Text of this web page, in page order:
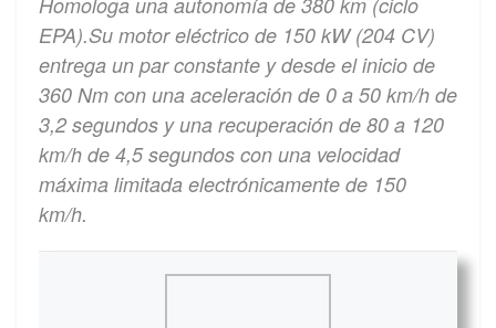
EPA).Su motor eléctrico de 150 kW (204 CV)
entrega un par constante y desde el inicio de
360 Nm con una aceleración de 0 a 50 km/h de
3,2 segundos y una recuperación de 80 a 120
km/h de 4,5 segundos con una velocidad
máxima limitada electrónicamente de 150
km/h.